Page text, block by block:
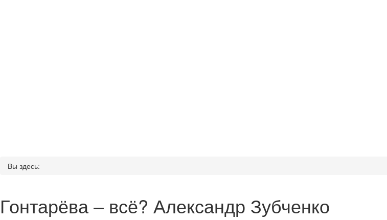
Вы здесь:
Гонтарёва – всё? Александр Зубченко